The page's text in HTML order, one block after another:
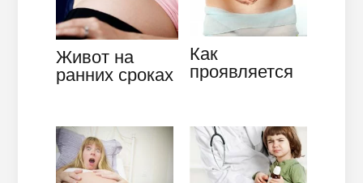
Живот на
ранних сроках
ощущения
Как
проявляется
сроках:
признаки до
задержки